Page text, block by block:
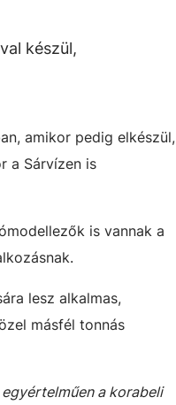
készül,
amikor pedig elkészül,
a Sárvízen is
is vannak a
lesz alkalmas,
másfél tonnás
a korabeli